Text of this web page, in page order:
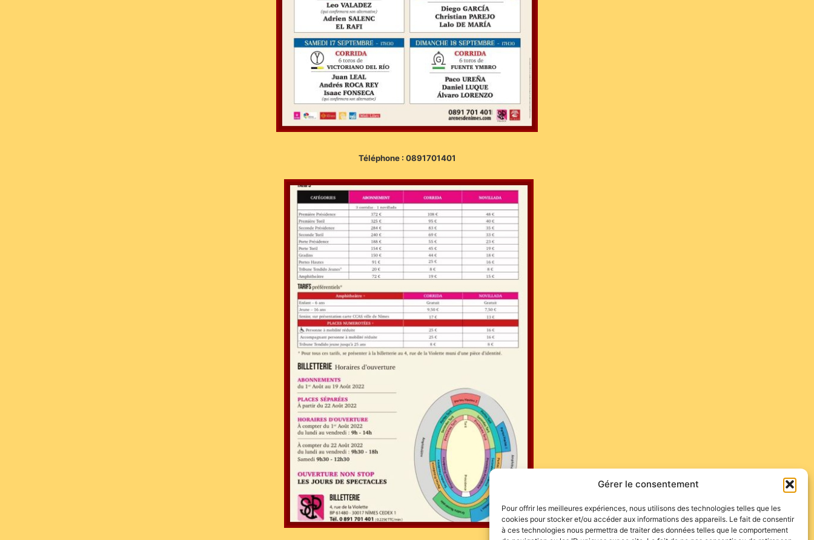
Gérer le consentement
Pour offrir les meilleures expériences, nous utilisons des technologies telles que les
cookies pour stocker et/ou accéder aux informations des appareils. Le fait de consentir
à ces technologies nous permettra de traiter des données telles que le comportement
Téléphone : 0891701401